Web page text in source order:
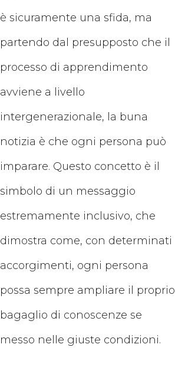
è sicuramente una sfida, ma
partendo dal presupposto che il
processo di apprendimento
avviene a livello
intergenerazionale, la buna
notizia è che ogni persona può
imparare. Questo concetto è il
simbolo di un messaggio
estremamente inclusivo, che
dimostra come, con determinati
accorgimenti, ogni persona
possa sempre ampliare il proprio
bagaglio di conoscenze se
messo nelle giuste condizioni.